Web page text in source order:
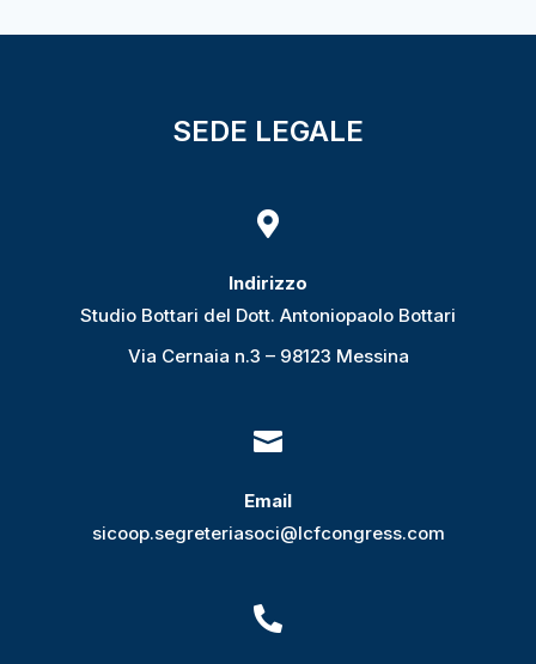
SEDE LEGALE

Indirizzo
Studio Bottari del Dott. Antoniopaolo Bottari
Via Cernaia n.3 – 98123 Messina

Email
sicoop.segreteriasoci@lcfcongress.com
